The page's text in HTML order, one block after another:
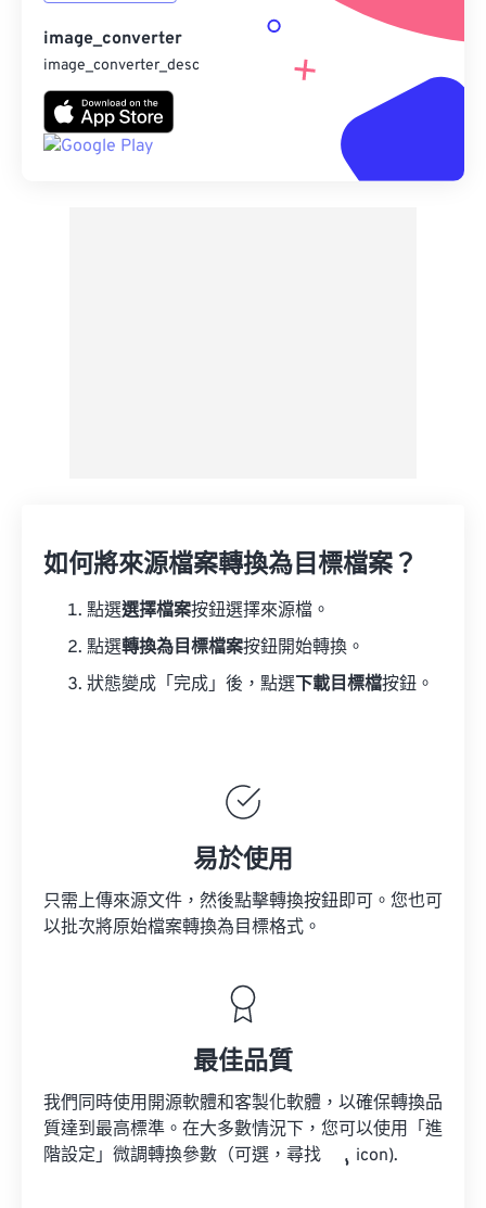
image_converter
image_converter_desc
如何將來源檔案轉換為目標檔案？
點選選擇檔案按鈕選擇來源檔。
點選轉換為目標檔案按鈕開始轉換。
狀態變成「完成」後，點選 下載目標檔按鈕。
易於使用
只需上傳來源文件，然後點擊轉換按鈕即可。您也可
以批次將原始檔案轉換為目標格式。
最佳品質
我們同時使用開源軟體和客製化軟體，以確保轉換品
質達到最高標準。在大多數情況下，您可以使用「進
階設定」微調轉換參數（可選，尋找
icon).